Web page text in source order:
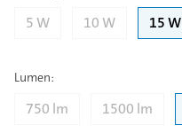
5 W 10 W 15 W
Lumen:
750 lm 1500 lm